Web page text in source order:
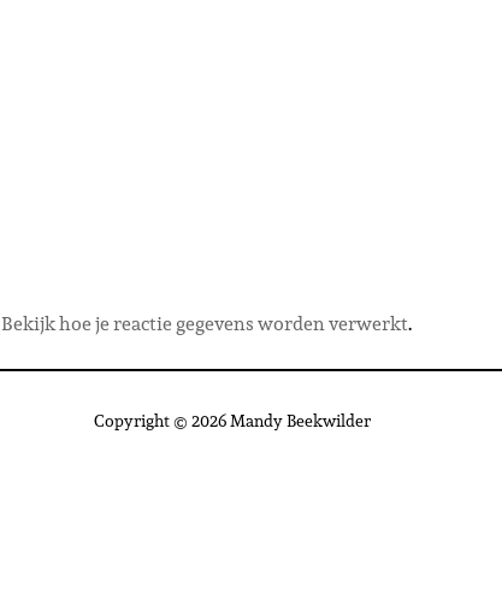
Bekijk hoe je reactie gegevens worden verwerkt.
Copyright © 2026 Mandy Beekwilder